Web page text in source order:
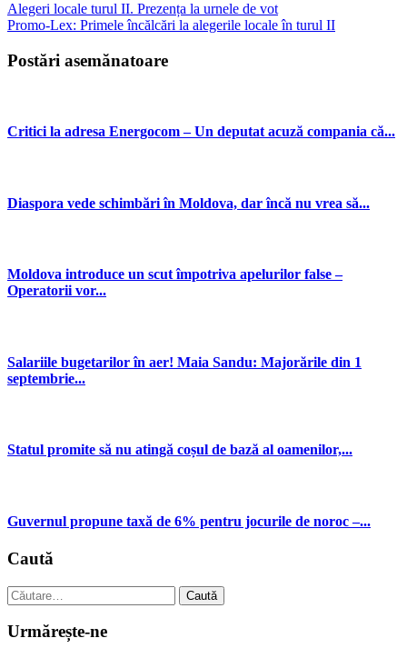
Alegeri locale turul II. Prezența la urnele de vot
Promo-Lex: Primele încălcări la alegerile locale în turul II
Postări asemănatoare
Critici la adresa Energocom – Un deputat acuză compania că...
Diaspora vede schimbări în Moldova, dar încă nu vrea să...
Moldova introduce un scut împotriva apelurilor false –
Operatorii vor...
Salariile bugetarilor în aer! Maia Sandu: Majorările din 1
septembrie...
Statul promite să nu atingă coșul de bază al oamenilor,...
Guvernul propune taxă de 6% pentru jocurile de noroc –...
Caută
Caută
după:
Urmărește-ne